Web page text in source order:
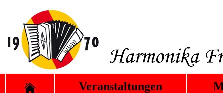
Veranstaltungen